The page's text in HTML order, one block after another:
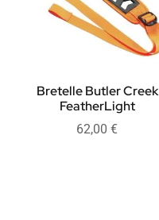
Bretelle Butler Creek
FeatherLight
62,00 €